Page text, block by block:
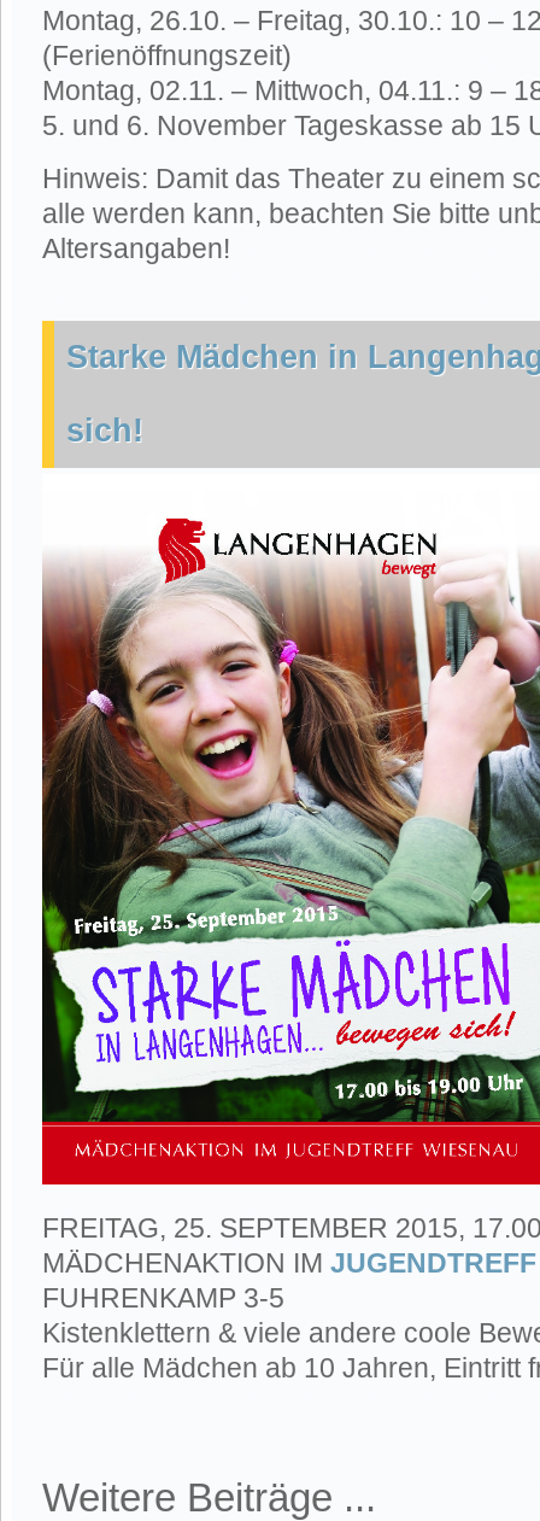
Montag, 26.10. – Freitag, 30.10.: 10 –
(Ferienöffnungszeit)
Montag, 02.11. – Mittwoch, 04.11.: 9 –
5. und 6. November Tageskasse ab 15
Hinweis: Damit das Theater zu einem
alle werden kann, beachten Sie bitte
Altersangaben!
Starke Mädchen in
sich!
FREITAG, 25. SEPTEMBER 2015,
MÄDCHENAKTION IM
FUHRENKAMP 3-5
Kistenklettern & viele andere coole
Für alle Mädchen ab 10 Jahren, Eintritt
Weitere Beiträge ...